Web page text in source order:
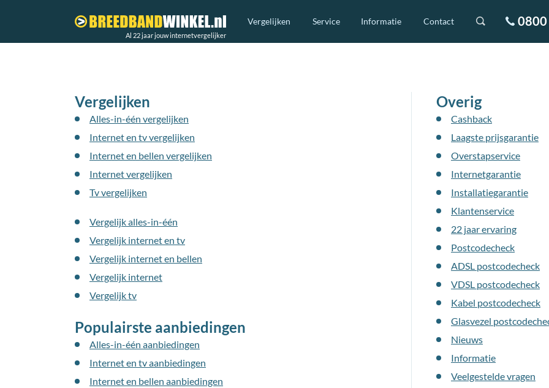
Al 22 jaar jouw internetvergelijker
Vergelijken Service Informatie Contact 0800
Vergelijken
Alles-in-één vergelijken
Internet en tv vergelijken
Internet en bellen vergelijken
Internet vergelijken
Tv vergelijken
Vergelijk alles-in-één
Vergelijk internet en tv
Vergelijk internet en bellen
Vergelijk internet
Vergelijk tv
Populairste aanbiedingen
Alles-in-één aanbiedingen
Internet en tv aanbiedingen
Internet en bellen aanbiedingen
Overig
Cashback
Laagste prijsgarantie
Overstapservice
Internetgarantie
Installatiegarantie
Klantenservice
22 jaar ervaring
Postcodecheck
ADSL postcodecheck
VDSL postcodecheck
Kabel postcodecheck
Glasvezel
Nieuws
Informatie
Veelgestelde vragen